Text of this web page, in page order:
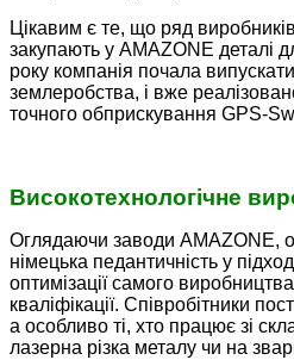
Цікавим є те, що ряд виробників
закупають у AMAZONE деталі
року компанія почала
землеробства, і вже
точного обприскування GPS-
Високотехнологічне
Оглядаючи заводи AMAZONE,
німецька педантичність у
оптимізації самого
кваліфікації. Співробітники
а особливо ті, хто працює зі
лазерна різка металу чи на